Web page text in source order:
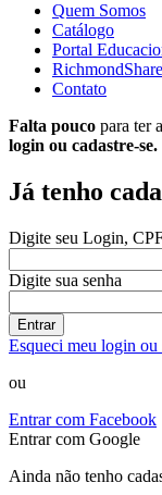
Quem Somos
Catálogo
Portal
Contato
Falta pouco para ter
login ou cadastre-se.
Já tenho
Digite seu Login,
Digite sua senha
Entrar
Esqueci meu login ou
ou
Entrar com Facebook
Entrar com Google
Ainda não tenho